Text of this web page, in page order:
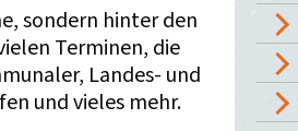
sondern hinter den
Terminen, die
Landes- und
und vieles mehr.